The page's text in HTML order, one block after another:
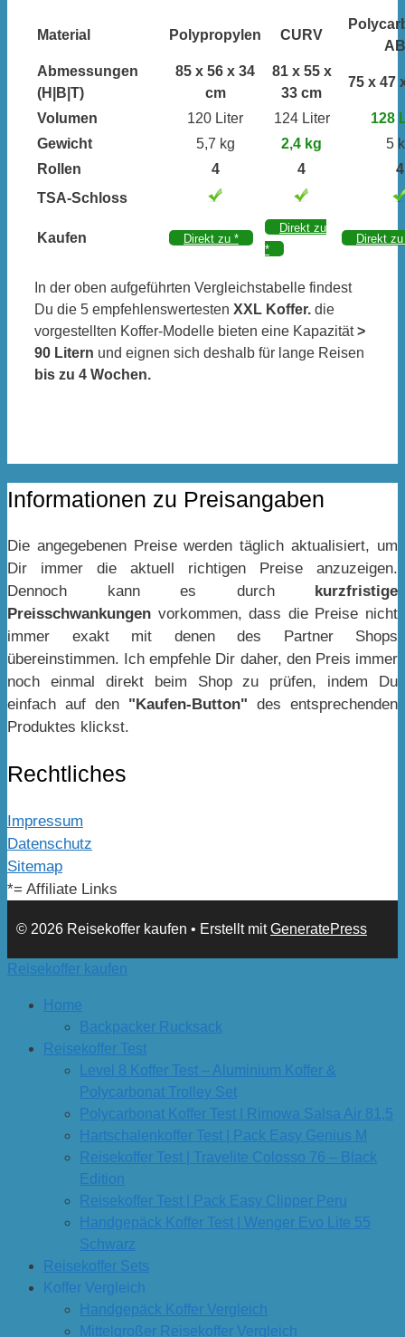
Material Polypropylen CURV
Abmessungen
(H|B|T)
85 x 56 x 34
cm
81 x 55 x
33 cm
75 x 47
Volumen 120 Liter 124 Liter
128
Gewicht
5,7 kg 2,4 kg
5
Rollen
4 4
4
TSA-Schloss
Kaufen Direkt zu *
Direkt zu
*
Direkt
In der oben aufgeführten Vergleichstabelle findest
Du die 5 empfehlenswertesten XXL Koffer. die
vorgestellten Koffer-Modelle bieten eine Kapazität>
90 Litern und eignen sich deshalb für lange Reisen
bis zu 4 Wochen.
Informationen zu Preisangaben
Die angegebenen Preise werden täglich aktualisiert, um
Dir immer die aktuell richtigen Preise anzuzeigen.
Dennoch kann es durch
kurzfristige
Preisschwankungen vorkommen, dass die Preise nicht
immer exakt mit denen des Partner Shops
übereinstimmen. Ich empfehle Dir daher, den Preis immer
noch einmal direkt beim Shop zu prüfen, indem Du
einfach auf den "Kaufen-Button" des entsprechenden
Produktes klickst.
Rechtliches
Impressum
Datenschutz
Sitemap
*= Affiliate Links
© 2026 Reisekoffer kaufen • Erstellt mitGeneratePress
Reisekoffer kaufen
Home
Backpacker Rucksack
Reisekoffer Test
Level 8 Koffer Test – Aluminium Koffer &
Polycarbonat Trolley Set
Polycarbonat Koffer Test | Rimowa Salsa Air 81,5
Hartschalenkoffer Test | Pack Easy Genius M
Reisekoffer Test | Travelite Colosso 76 – Black
Edition
Reisekoffer Test | Pack Easy Clipper Peru
Handgepäck Koffer Test | Wenger Evo Lite 55
Schwarz
Reisekoffer Sets
Koffer Vergleich
Handgepäck Koffer Vergleich
Mittelgroßer Reisekoffer Vergleich